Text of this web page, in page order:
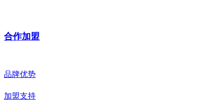
合作加盟
品牌优势
加盟支持